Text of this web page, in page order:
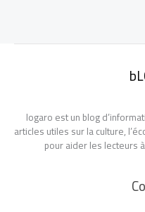
logaro est un blog
articles utiles sur la culture,
pour aider les lecteurs